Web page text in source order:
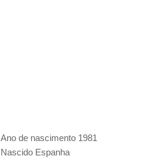
Ano de nascimento 1981
Nascido Espanha